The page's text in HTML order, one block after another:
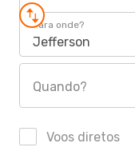
Para onde?
Jefferson
Quando?
Voos diretos